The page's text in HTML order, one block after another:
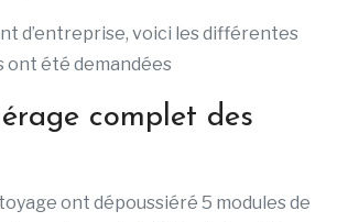
d’entreprise, voici les différentes
ont été demandées
complet des
ont dépoussiéré 5 modules de